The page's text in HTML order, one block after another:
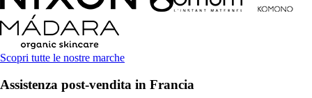
Scopri tutte le nostre marche
Assistenza post-vendita in Francia